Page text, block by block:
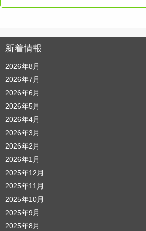
新着情報
2026年8月
2026年7月
2026年6月
2026年5月
2026年4月
2026年3月
2026年2月
2026年1月
2025年12月
2025年11月
2025年10月
2025年9月
2025年8月